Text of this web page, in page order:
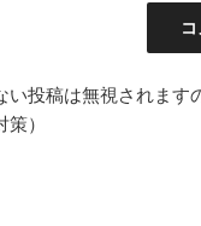
い投稿は無視されます
）